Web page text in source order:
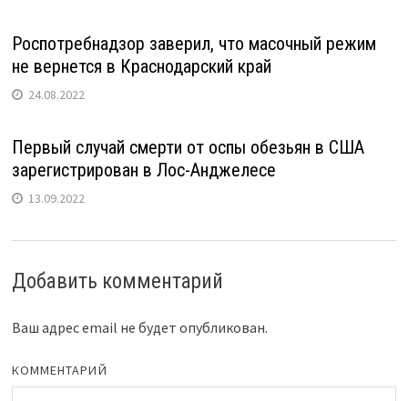
Роспотребнадзор заверил, что масочный режим
не вернется в Краснодарский край
24.08.2022
Первый случай смерти от оспы обезьян в США
зарегистрирован в Лос-Анджелесе
13.09.2022
Добавить комментарий
Ваш адрес email не будет опубликован.
КОММЕНТАРИЙ